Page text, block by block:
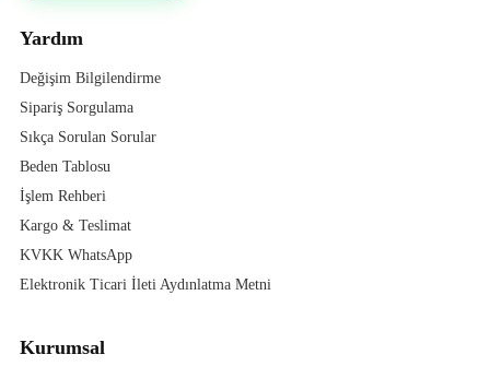
Yardım
Değişim Bilgilendirme
Sipariş Sorgulama
Sıkça Sorulan Sorular
Beden Tablosu
İşlem Rehberi
Kargo & Teslimat
KVKK WhatsApp
Elektronik Ticari İleti Aydınlatma Metni
Kurumsal